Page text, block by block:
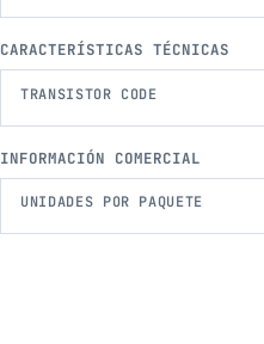
CARACTERÍSTICAS TÉCNICAS
TRANSISTOR CODE
INFORMACIÓN COMERCIAL
UNIDADES POR PAQUETE